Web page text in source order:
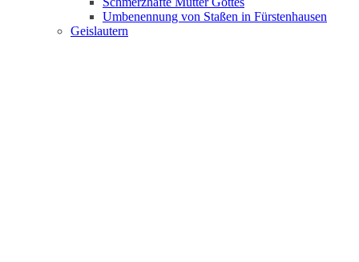
Umbenennung von Staßen in Fürstenhausen
Geislautern